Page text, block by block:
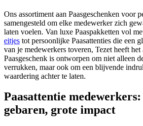
Ons assortiment aan Paasgeschenken voor
samengesteld om elke medewerker zich
laten voelen. Van luxe Paaspakketten vol
eitjes tot persoonlijke Paasattenties die een
van je medewerkers toveren, Tezet heeft
Paasgeschenk is ontworpen om niet alleen
verrukken, maar ook om een blijvende
waardering achter te laten.
Paasattentie
gebaren, grote impact